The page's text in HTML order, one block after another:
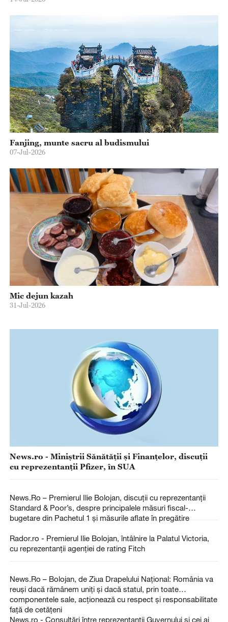
Fanjing, munte sacru al budismului
07-Jul-2026
Mic dejun kazah
31-Jul-2026
News.ro - Miniştrii Sănătăţii şi Finanţelor, discuţii
cu reprezentanţii Pfizer, în SUA
News.Ro – Premierul Ilie Bolojan, discuţii cu reprezentanţii
Standard & Poor’s, despre principalele măsuri fiscal-
bugetare din Pachetul 1 şi măsurile aflate în pregătire
Rador.ro - Premierul Ilie Bolojan, întâlnire la Palatul Victoria,
cu reprezentanţii agenţiei de rating Fitch
News.Ro – Bolojan, de Ziua Drapelului Naţional: România va
reuşi dacă rămânem uniţi şi dacă statul, prin toate
componentele sale, acţionează cu respect şi responsabilitate
faţă de cetăţeni
News.ro - Consultări între reprezentanţii Guvernului şi cei ai